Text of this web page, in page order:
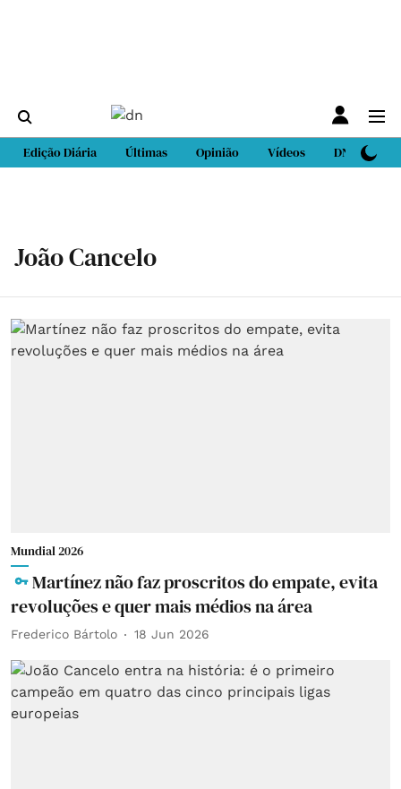
Edição Diária Últimas Opinião Vídeos DN Sport
João Cancelo
Mundial 2026
Martínez não faz proscritos do empate, evita
revoluções e quer mais médios na área
Frederico Bártolo 18 Jun 2026